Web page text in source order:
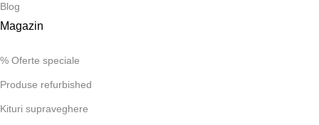
Blog
Magazin
% Oferte speciale
Produse refurbished
Kituri supraveghere